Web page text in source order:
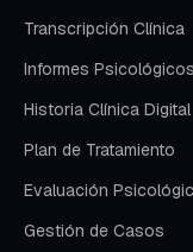
Transcripción Clínica
Informes Psicológicos
Historia Clínica Digital
Plan de Tratamiento
Evaluación
Gestión de Casos